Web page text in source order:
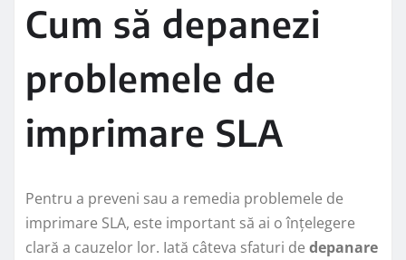
Cum să depanezi
problemele de
imprimare SLA
Pentru a preveni sau a remedia problemele de
imprimare SLA, este important să ai o înțelegere
clară a cauzelor lor. Iată câteva sfaturi de depanare